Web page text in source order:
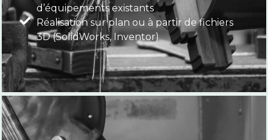
d’équipements existants
Réalisation sur plan ou à partir de fichiers
3D (SolidWorks, Inventor)